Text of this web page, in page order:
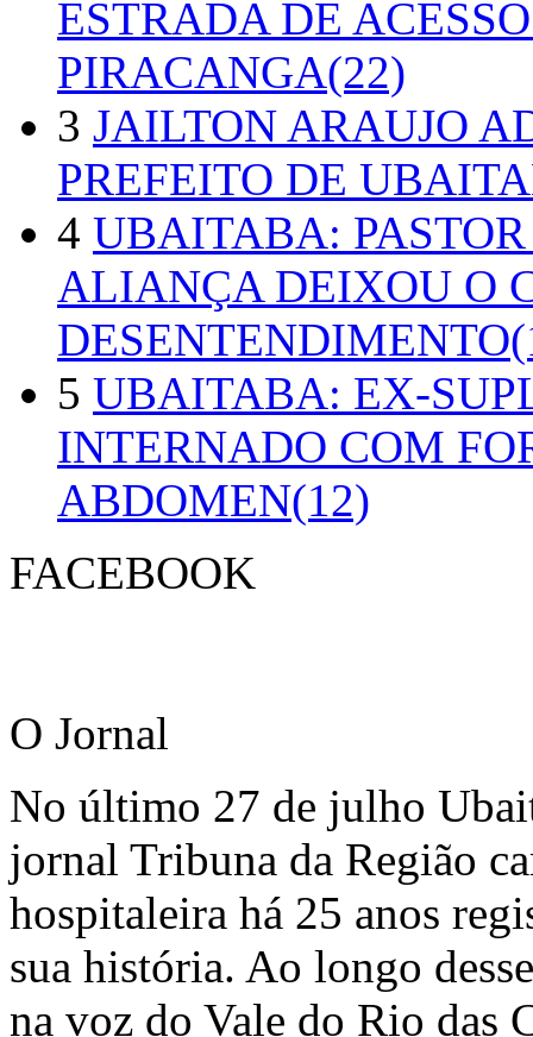
ESTRADA DE
PIRACANGA(22)
3 JAILTON ARAUJO
PREFEITO DE
4 UBAITABA:
ALIANÇA DEIXOU O
5 UBAITABA: EX-
INTERNADO COM
ABDOMEN(12)
FACEBOOK
O Jornal
No último 27 de julho
jornal Tribuna da Região
hospitaleira há 25 anos
sua história. Ao longo
na voz do Vale do Rio das